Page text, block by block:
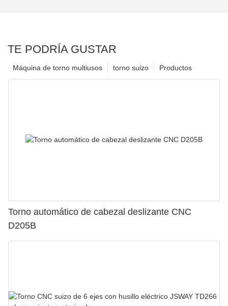
TE PODRÍA GUSTAR
Productos
torno suizo
Máquina de torno multiusos
Torno automático de cabezal deslizante CNC
D205B